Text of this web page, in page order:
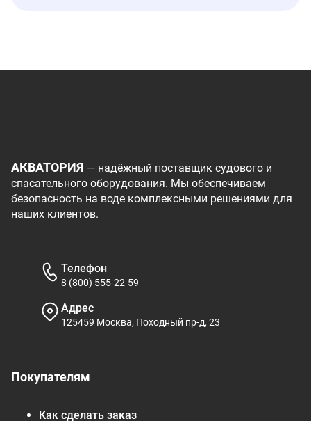
АКВАТОРИЯ — надёжный поставщик судового и
спасательного оборудования. Мы обеспечиваем
безопасность на воде комплексными решениями для
наших клиентов.
Покупателям
Как сделать заказ
Телефон
8 (800) 555-22-59
Адрес
125459 Москва, Походный пр-д, 23